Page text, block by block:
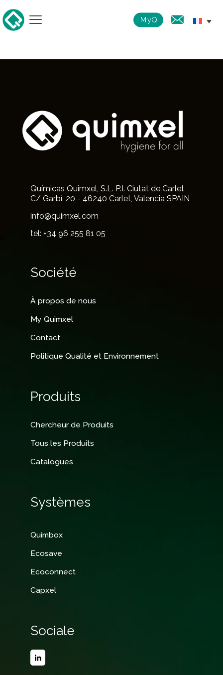
MyQ
Químicas Quimxel, S.L. P.I. Ciutat de Carlet
C/ Garbí, 20 - 46240 Carlet, Valencia SPAIN
info@quimxel.com
tel: +34 96 255 81 05
Société
À propos de nous
My Quimxel
Contact
Politique Qualité et Environnement
Produits
Chercheur de Produits
Tous les Produits
Catalogues
Systèmes
Quimbox
Ecosave
Ecoconnect
Capxel
Sociale